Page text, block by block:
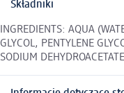
Składniki
INGREDIENTS: AQUA
GLYCOL, PENTYLENE
SODIUM